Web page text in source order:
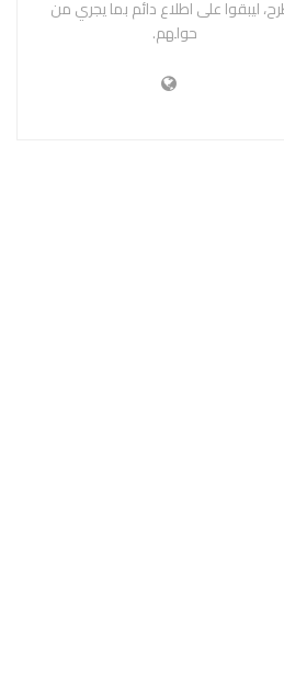
ليبقوا على اطلاع دائم بما يجري من
حولهم.